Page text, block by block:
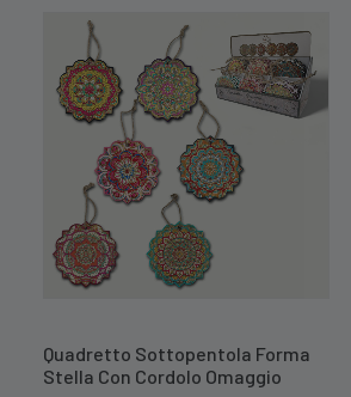
Quadretto Sottopentola Forma
Stella Con Cordolo Omaggio